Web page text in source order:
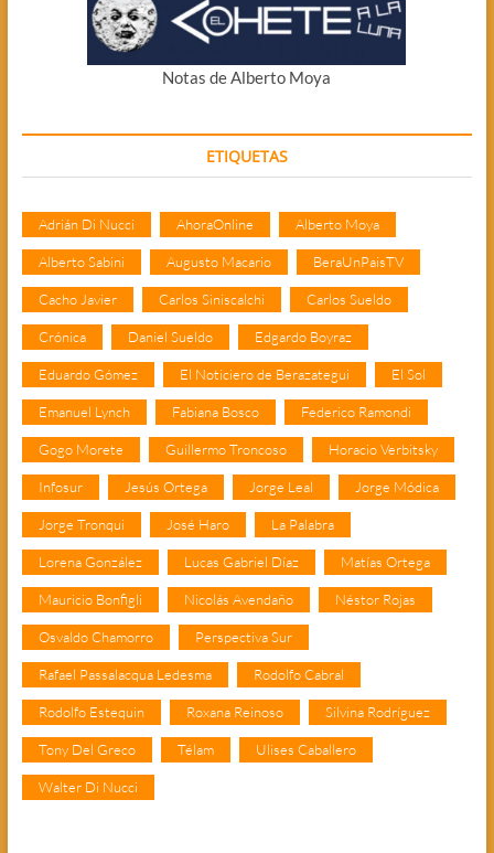
Notas de Alberto Moya
ETIQUETAS
Adrián Di Nucci AhoraOnline Alberto Moya
Alberto Sabini Augusto Macario BeraUnPaisTV
Cacho Javier Carlos Siniscalchi Carlos Sueldo
Crónica Daniel Sueldo Edgardo Boyraz
Eduardo Gómez El Noticiero de Berazategui El Sol
Emanuel Lynch Fabiana Bosco Federico Ramondi
Gogo Morete Guillermo Troncoso Horacio Verbitsky
Infosur Jesús Ortega Jorge Leal Jorge Módica
Jorge Tronqui José Haro La Palabra
Lorena González Lucas Gabriel Díaz Matías Ortega
Mauricio Bonfigli Nicolás Avendaño Néstor Rojas
Osvaldo Chamorro Perspectiva Sur
Rafael Passalacqua Ledesma Rodolfo Cabral
Rodolfo Estequin Roxana Reinoso Silvina Rodríguez
Tony Del Greco Télam Ulises Caballero
Walter Di Nucci